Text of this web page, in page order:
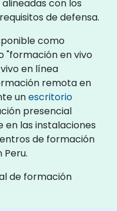
con los
de defensa.
como
"formación en vivo
en línea
remota en
unescritorio
presencial
las instalaciones
de formación
de formación